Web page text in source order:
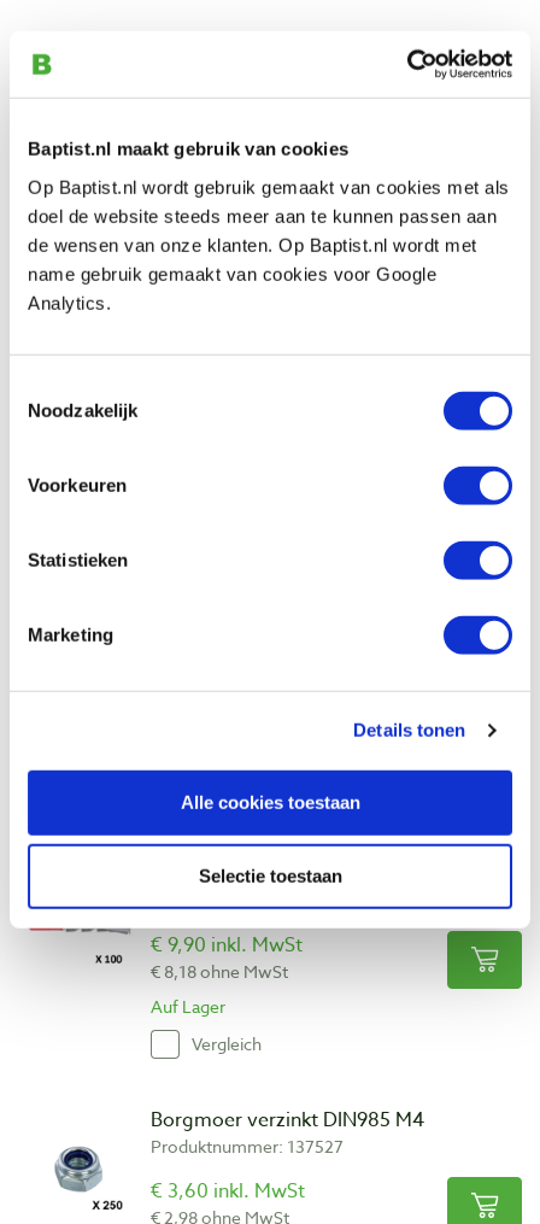
Baptist.nl maakt gebruik van cookies
Op Baptist.nl wordt gebruik gemaakt van cookies met als
doel de website steeds meer aan te kunnen passen aan
de wensen van onze klanten. Op Baptist.nl wordt met
name gebruik gemaakt van cookies voor Google
Analytics.
Noodzakelijk
Voorkeuren
Statistieken
Marketing
Details tonen
Alle cookies toestaan
Selectie toestaan
Dynaplus Universeelschroef VZ platkop
€ 4,70 inkl. MwSt
€ 3,88 ohne MwSt
Auf Lager
Vergleich
doorlopend draad
€ 2,90 inkl. MwSt
Vergleich
Fischer DuoPower pluggen Ø 6 x 30 mm
€ 9,90 inkl. MwSt
€ 8,18 ohne MwSt
Auf Lager
Vergleich
Borgmoer verzinkt DIN985 M4
Produktnummer: 137527
€ 3,60 inkl. MwSt
€ 2,98 ohne MwSt